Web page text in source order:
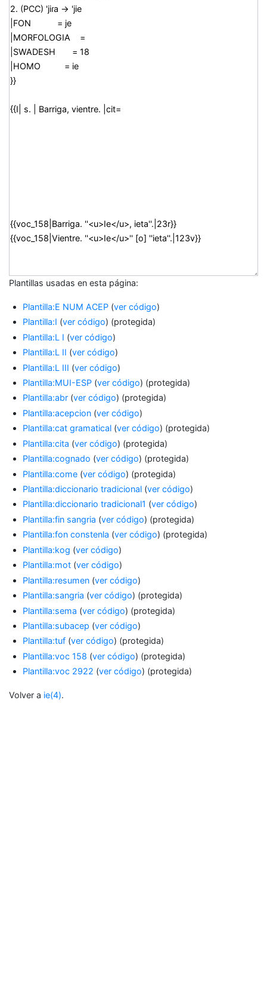
Plantillas usadas en esta página:
Plantilla:E NUM ACEP (ver código)
Plantilla:I (ver código) (protegida)
Plantilla:L I (ver código)
Plantilla:L II (ver código)
Plantilla:L III (ver código)
Plantilla:MUI-ESP (ver código) (protegida)
Plantilla:abr (ver código) (protegida)
Plantilla:acepcion (ver código)
Plantilla:cat gramatical (ver código) (protegida)
Plantilla:cita (ver código) (protegida)
Plantilla:cognado (ver código) (protegida)
Plantilla:come (ver código) (protegida)
Plantilla:diccionario tradicional (ver código)
Plantilla:diccionario tradicional1 (ver código)
Plantilla:fin sangria (ver código) (protegida)
Plantilla:fon constenla (ver código) (protegida)
Plantilla:kog (ver código)
Plantilla:mot (ver código)
Plantilla:resumen (ver código)
Plantilla:sangria (ver código) (protegida)
Plantilla:sema (ver código) (protegida)
Plantilla:subacep (ver código)
Plantilla:tuf (ver código) (protegida)
Plantilla:voc 158 (ver código) (protegida)
Plantilla:voc 2922 (ver código) (protegida)
Volver a ie(4).